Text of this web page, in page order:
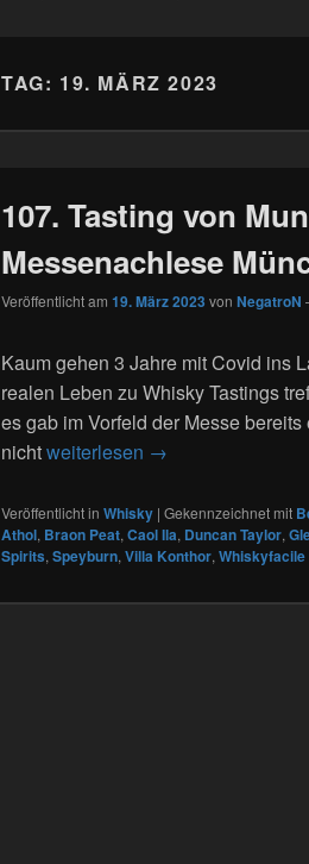
TAG: 19. MÄRZ 2023
107. Tasting von
Messenachlese
Veröffentlicht am 19. März 2023 von NegatroN
Kaum gehen 3 Jahre mit Covid ins
realen Leben zu Whisky Tastings
es gab im Vorfeld der Messe
nichtweiterlesen 107. Tasting von
→
Veröffentlicht in Whisky | Gekennzeichnet mit
Athol, Braon Peat, Caol Ila, Duncan Taylor,
Spirits, Speyburn, Villa Konthor, Whiskyfacile